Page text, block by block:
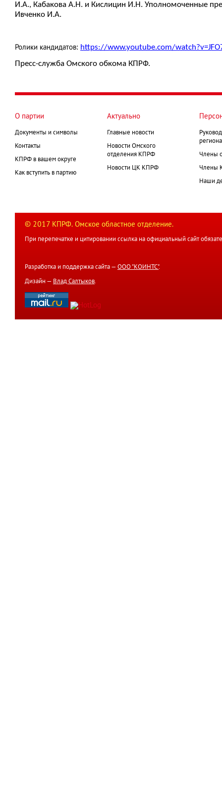
И.А., Кабакова А.Н. и Кислицин И.Н. Уполномоченные
Ивченко И.А.
Ролики кандидатов: https://www.youtube.com/
Пресс-служба Омского обкома КПРФ.
О партии
Документы и символы
Контакты
КПРФ в вашем округе
Как вступить в партию
Актуально
Главные новости
Новости Омского
отделения КПРФ
Новости ЦК КПРФ
Члены
Члены
Наши
© 2017 КПРФ. Омское областное отделение.
При перепечатке и цитировании ссылка на официальный сайт
Разработка и поддержка сайта — ООО "КОИНТС".
Дизайн — Влад Салтыков.